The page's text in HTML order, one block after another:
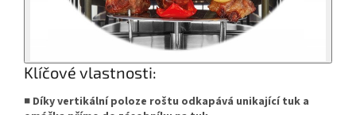
Klíčové vlastnosti:
■ Díky vertikální poloze roštu odkapává unikající tuk a